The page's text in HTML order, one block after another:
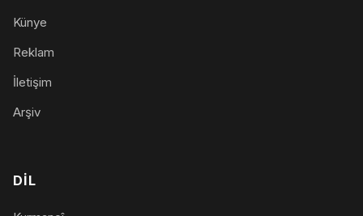
Künye
Reklam
İletişim
Arşiv
DIL